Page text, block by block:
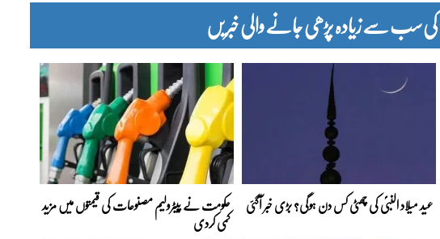
سب سے زیادہ پڑھی جانے والی خبریں
عید میلاد النبیؐ کی چھٹی کس دن ہوگی؟ بڑی خبر آگئی حکومت نے پیٹرولیم مصنوعات کی قیمتوں میں مزید
کمی کردی